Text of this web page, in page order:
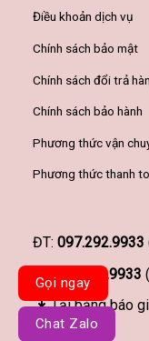
Điều khoản dịch vụ
Chính sách bảo mật
Chính sách đổi trả
Chính sách bảo hành
Phương thức vận
Phương thức thanh
ĐT: 097.292.9933
097.292.9933
Tải bảng báo
Gọi ngay
Chat Zalo